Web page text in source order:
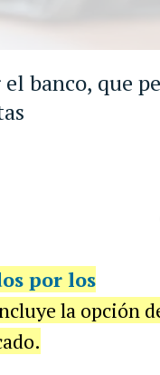
banco, que
por los
la opción